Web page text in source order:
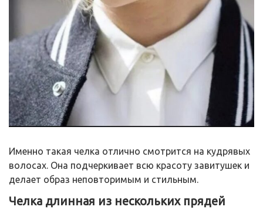
Именно такая челка отлично смотрится на кудрявых
волосах. Она подчеркивает всю красоту завитушек и
делает образ неповторимым и стильным.
Челка длинная из нескольких прядей